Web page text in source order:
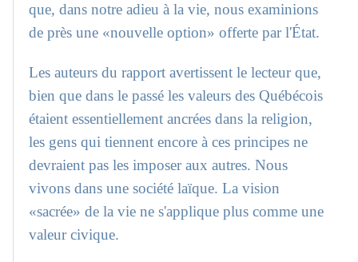
que, dans notre adieu à la vie, nous examinions
de près une «nouvelle option» offerte par l'État.
Les auteurs du rapport avertissent le lecteur que,
bien que dans le passé les valeurs des Québécois
étaient essentiellement ancrées dans la religion,
les gens qui tiennent encore à ces principes ne
devraient pas les imposer aux autres. Nous
vivons dans une société laïque. La vision
«sacrée» de la vie ne s'applique plus comme une
valeur civique.